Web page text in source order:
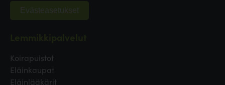
Evästeasetukset
Koirapuistot
Eläinkaupat
Eläinlääkärit